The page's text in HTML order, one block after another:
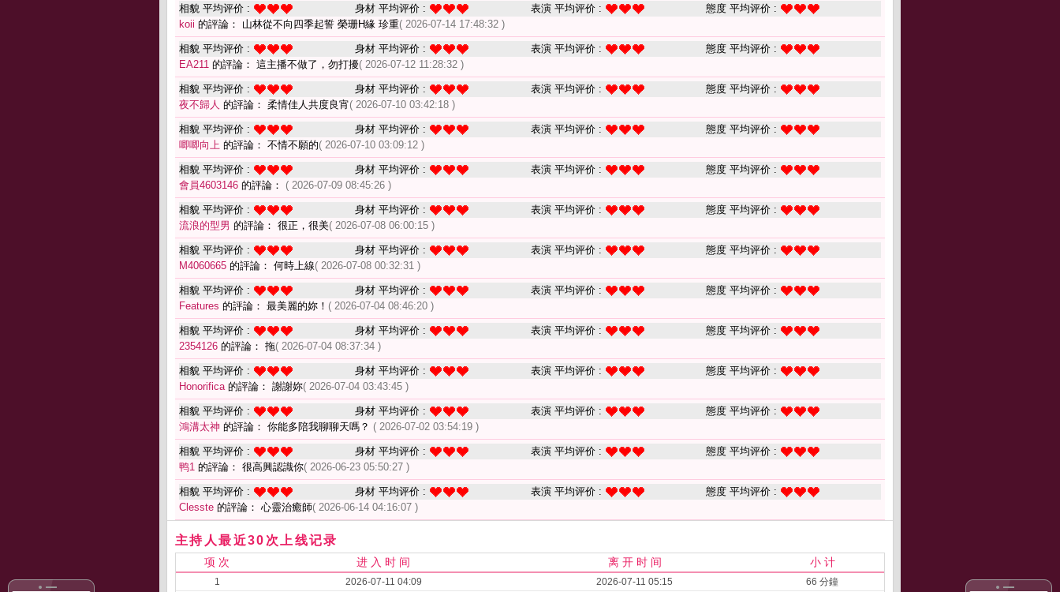
相貌 平均评价 : 身材 平均评价 : 表演 平均评价 :
態度 平均评价 :
koii 的評論： 山林從不向四季起誓 榮珊H緣 珍重( 2026-07-14 17:48:32 )
相貌 平均评价 : 身材 平均评价 : 表演 平均评价 :
態度 平均评价 :
EA211 的評論： 這主播不做了，勿打擾( 2026-07-12 11:28:32 )
相貌 平均评价 : 身材 平均评价 : 表演 平均评价 :
態度 平均评价 :
夜不歸人 的評論： 柔情佳人共度良宵( 2026-07-10 03:42:18 )
相貌 平均评价 : 身材 平均评价 : 表演 平均评价 :
態度 平均评价 :
唧唧向上 的評論： 不情不願的( 2026-07-10 03:09:12 )
相貌 平均评价 : 身材 平均评价 : 表演 平均评价 :
態度 平均评价 :
會員4603146 的評論： ( 2026-07-09 08:45:26 )
相貌 平均评价 : 身材 平均评价 : 表演 平均评价 :
態度 平均评价 :
流浪的型男 的評論： 很正，很美( 2026-07-08 06:00:15 )
相貌 平均评价 : 身材 平均评价 : 表演 平均评价 :
態度 平均评价 :
M4060665 的評論： 何時上線( 2026-07-08 00:32:31 )
相貌 平均评价 : 身材 平均评价 : 表演 平均评价 :
態度 平均评价 :
Features 的評論： 最美麗的妳！ ( 2026-07-04 08:46:20 )
相貌 平均评价 : 身材 平均评价 : 表演 平均评价 :
態度 平均评价 :
2354126 的評論： 拖( 2026-07-04 08:37:34 )
相貌 平均评价 : 身材 平均评价 : 表演 平均评价 :
態度 平均评价 :
Honorifica的評論： 謝謝妳( 2026-07-04 03:43:45 )
相貌 平均评价 : 身材 平均评价 : 表演 平均评价 :
態度 平均评价 :
鴻溝太神 的評論： 你能多陪我聊聊天嗎？ ( 2026-07-02 03:54:19 )
相貌 平均评价 : 身材 平均评价 : 表演 平均评价 :
態度 平均评价 :
鸭1 的評論： 很高興認識你( 2026-06-23 05:50:27 )
相貌 平均评价 : 身材 平均评价 : 表演 平均评价 :
態度 平均评价 :
Clesste 的評論： 心靈治癒師( 2026-06-14 04:16:07 )
主持人最近30次上线记录
项 次 进 入 时 间 离 开 时 间 小 计
1 2026-07-11 04:09 2026-07-11 05:15
66 分鐘